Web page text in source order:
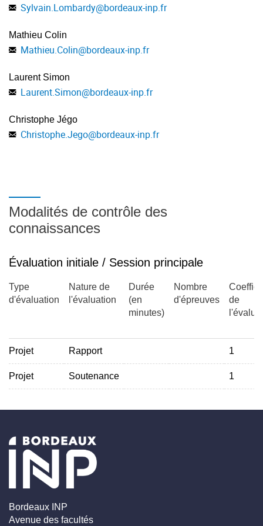
Sylvain.Lombardy@bordeaux-inp.fr
Mathieu Colin
Mathieu.Colin@bordeaux-inp.fr
Laurent Simon
Laurent.Simon@bordeaux-inp.fr
Christophe Jégo
Christophe.Jego@bordeaux-inp.fr
Modalités de contrôle des
connaissances
Évaluation initiale / Session principale
Type
d'évaluation
Nature de
l'évaluation
Durée
(en
minutes)
Nombre
d'épreuves
de
Projet Rapport 1
Projet Soutenance 1
Bordeaux INP
Avenue des facultés